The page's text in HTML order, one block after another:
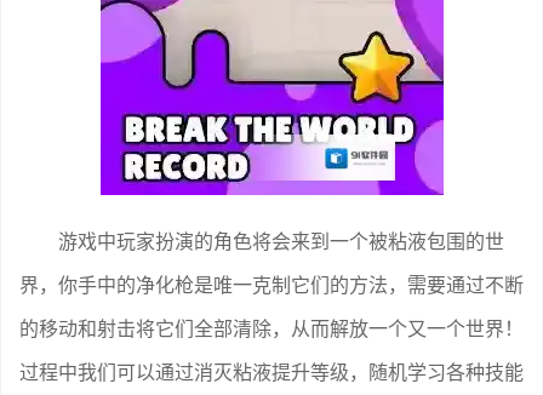
游戏中玩家扮演的角色将会来到一个被粘液包围的世
界，你手中的净化枪是唯一克制它们的方法，需要通过不断
的移动和射击将它们全部清除，从而解放一个又一个世界！
过程中我们可以通过消灭粘液提升等级，随机学习各种技能